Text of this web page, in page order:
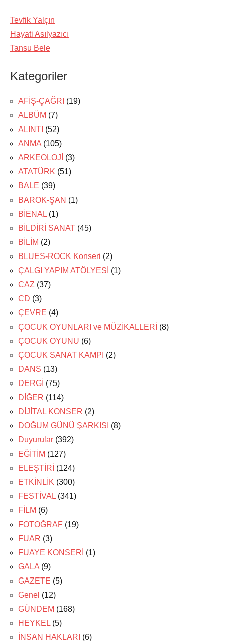
Tevfik Yalçın
Hayati Asılyazıcı
Tansu Bele
Kategoriler
AFİŞ-ÇAĞRI (19)
ALBÜM (7)
ALINTI (52)
ANMA (105)
ARKEOLOJİ (3)
ATATÜRK (51)
BALE (39)
BAROK-ŞAN (1)
BİENAL (1)
BİLDİRİ SANAT (45)
BİLİM (2)
BLUES-ROCK Konseri (2)
ÇALGI YAPIM ATÖLYESİ (1)
CAZ (37)
CD (3)
ÇEVRE (4)
ÇOCUK OYUNLARI ve MÜZİKALLERİ (8)
ÇOCUK OYUNU (6)
ÇOCUK SANAT KAMPI (2)
DANS (13)
DERGİ (75)
DİĞER (114)
DİJİTAL KONSER (2)
DOĞUM GÜNÜ ŞARKISI (8)
Duyurular (392)
EĞİTİM (127)
ELEŞTİRİ (124)
ETKİNLİK (300)
FESTİVAL (341)
FİLM (6)
FOTOĞRAF (19)
FUAR (3)
FUAYE KONSERİ (1)
GALA (9)
GAZETE (5)
Genel (12)
GÜNDEM (168)
HEYKEL (5)
İNSAN HAKLARI (6)